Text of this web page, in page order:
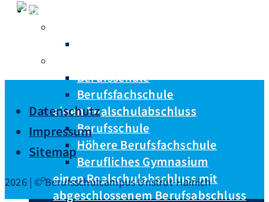
Berufsschule
Berufsfachschule
einen Realschulabschluss
Berufsschule
Höhere Berufsfachschule
Berufliches Gymnasium
einen Realschulabschluss mit
abgeschlossenem Berufsabschluss
Datenschutz
Impressum
Sitemap
2026 | © Berufsschulcampus Unstrut-Hainich